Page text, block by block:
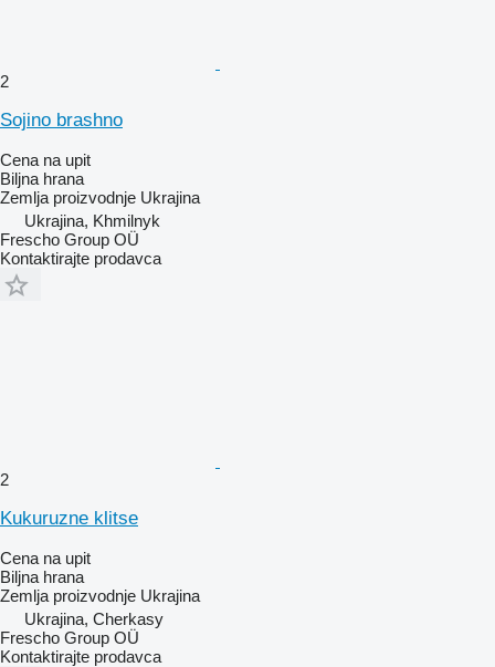
2
Soјino brashno
Cena na upit
Biljna hrana
Zemlja proizvodnje Ukrajina
Ukrajina, Khmilnyk
Frescho Group OÜ
Kontaktirajte prodavca
2
Kukuruzne klitse
Cena na upit
Biljna hrana
Zemlja proizvodnje Ukrajina
Ukrajina, Cherkasy
Frescho Group OÜ
Kontaktirajte prodavca